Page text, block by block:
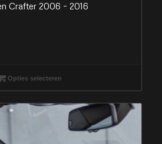
Crafter 2006 – 2016
Opties selecteren